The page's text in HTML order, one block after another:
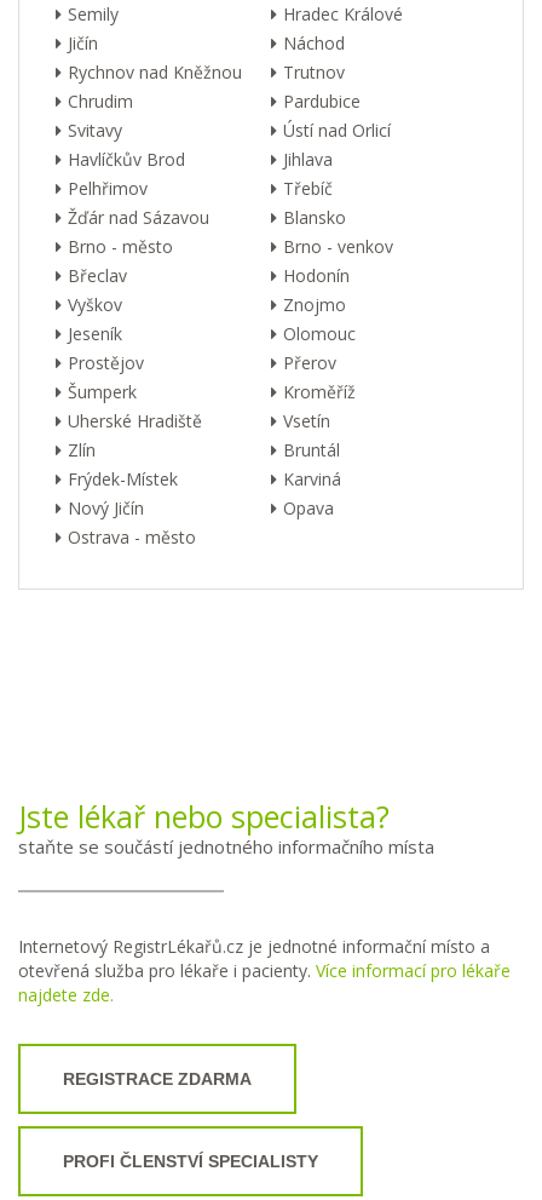
Semily
Hradec Králové
Jičín
Náchod
Rychnov nad Kněžnou
Trutnov
Chrudim
Pardubice
Svitavy
Ústí nad Orlicí
Havlíčkův Brod
Jihlava
Pelhřimov
Třebíč
Žďár nad Sázavou
Blansko
Brno - město
Brno - venkov
Břeclav
Hodonín
Vyškov
Znojmo
Jeseník
Olomouc
Prostějov
Přerov
Šumperk
Kroměříž
Uherské Hradiště
Vsetín
Zlín
Bruntál
Frýdek-Místek
Karviná
Nový Jičín
Opava
Ostrava - město
Jste lékař nebo specialista?
staňte se součástí jednotného informačního místa
Internetový RegistrLékařů.cz je jednotné informační místo a
otevřená služba pro lékaře i pacienty. Více informací pro lékaře
najdete zde.
REGISTRACE ZDARMA
PROFI ČLENSTVÍ SPECIALISTY